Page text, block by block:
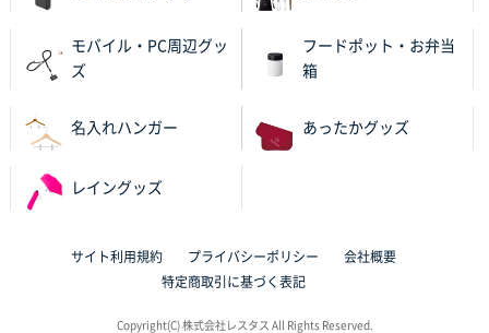
サイトが見やすい
サイト構成が解りやすかったから
ブックメモ付箋
200枚
2025年10月16日 10:30
モバイル・PC周辺グッ
ズ
フードポット・お弁当
箱
名入れハンガー あったかグッズ
レイングッズ
サイト利用規約 プライバシーポリシー
会社概要
特定商取引に基づく表記
Copyright(C) 株式会社レスタス All Rights Reserved.